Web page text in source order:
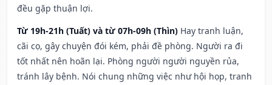
đều gặp thuận lợi.
Từ 19h-21h (Tuất) và từ 07h-09h (Thìn) Hay tranh luận,
cãi cọ, gây chuyện đói kém, phải đề phòng. Người ra đi
tốt nhất nên hoãn lại. Phòng người người nguyền rủa,
tránh lây bệnh. Nói chung những việc như hội họp, tranh